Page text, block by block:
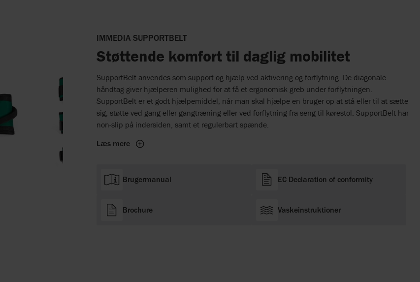
IMMEDIA SUPPORTBELT
Støttende komfort til daglig mobilitet
SupportBelt anvendes som support og hjælp ved aktivering og forflytning. De diagonale
håndtag giver hjælperen mulighed for at få et ergonomisk greb under forflytningen.
SupportBelt er et godt hjælpemiddel, når man skal hjælpe en bruger op at stå eller til at sætte
sig, støtte ved gang eller gangtræning eller ved forflytning fra seng til kørestol. SupportBelt har
non-slip på indersiden, samt et regulerbart spænde.
Læs mere
Brugermanual EC Declaration of conformity
Brochure Vaskeinstruktioner